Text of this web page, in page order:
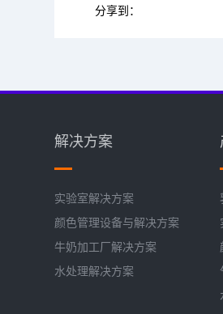
分享到：
解决方案
实验室解决方案
颜色管理设备与解决方案
牛奶加工厂解决方案
水处理解决方案